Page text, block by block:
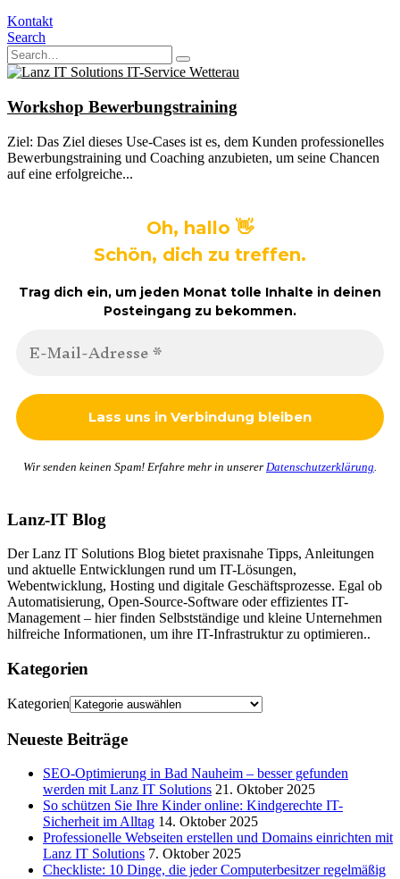
Kontakt
Search
Workshop Bewerbungstraining
Ziel: Das Ziel dieses Use-Cases ist es, dem Kunden professionelles
Bewerbungstraining und Coaching anzubieten, um seine Chancen
auf eine erfolgreiche...
Oh, hallo 👋
Schön, dich zu treffen.
Trag dich ein, um jeden Monat tolle Inhalte in deinen
Posteingang zu bekommen.
Wir senden keinen Spam! Erfahre mehr in unserer Datenschutzerklärung
Lanz-IT Blog
Der Lanz IT Solutions Blog bietet praxisnahe Tipps, Anleitungen
und aktuelle Entwicklungen rund um IT-Lösungen,
Webentwicklung, Hosting und digitale Geschäftsprozesse. Egal ob
Automatisierung, Open-Source-Software oder effizientes IT-
Management – hier finden Selbstständige und kleine Unternehmen
hilfreiche Informationen, um ihre IT-Infrastruktur zu optimieren..
Kategorien
Kategorien
Neueste Beiträge
SEO-Optimierung in Bad Nauheim – besser gefunden
werden mit Lanz IT Solutions 21. Oktober 2025
So schützen Sie Ihre Kinder online: Kindgerechte IT-
Sicherheit im Alltag 14. Oktober 2025
Professionelle Webseiten erstellen und Domains einrichten mit
Lanz IT Solutions 7. Oktober 2025
Checkliste: 10 Dinge, die jeder Computerbesitzer regelmäßig